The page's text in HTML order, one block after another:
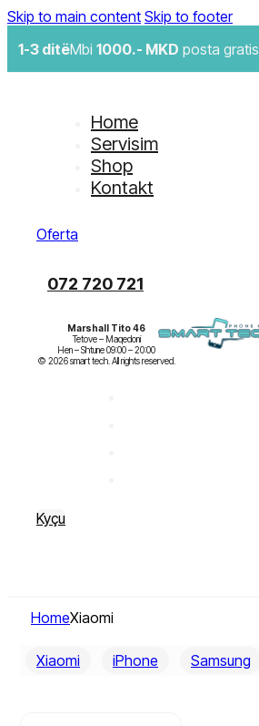
Skip to main content Skip to footer
1-3 ditëMbi 1000.- MKD posta gratis
Home
Servisim
Shop
Kontakt
Oferta
072 720 721
Marshall Tito 46
Tetove – Maqedoni
Hen – Shtune 09:00 – 20:00
Kyçu
HomeXiaomi
Xiaomi iPhone Samsung